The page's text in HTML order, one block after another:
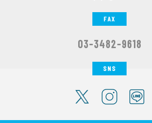
FAX
03-3482-9618
SNS